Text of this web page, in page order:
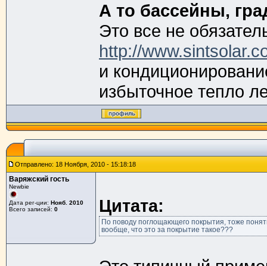
А то бассейны,
Это все не
http://
и
избыточное тепло
Отправлено: 18 Ноября, 2010 - 15:18:18
Варяжский гость
Newbie
Дата рег-ции: Нояб. 2010
Всего записей: 0 Цитата:
По поводу поглощающего покрытия, тоже
вообще, что это за покрытие такое???